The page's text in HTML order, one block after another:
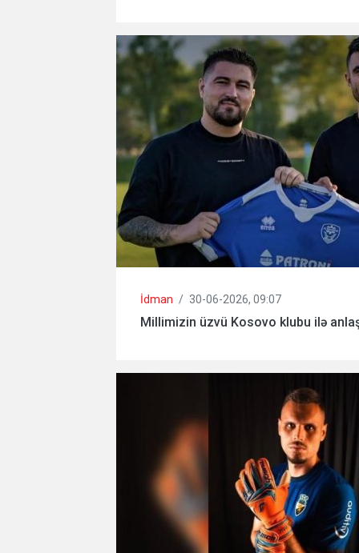
İdman / 30-06-2026, 09:07
Millimizin üzvü Kosovo klubu ilə